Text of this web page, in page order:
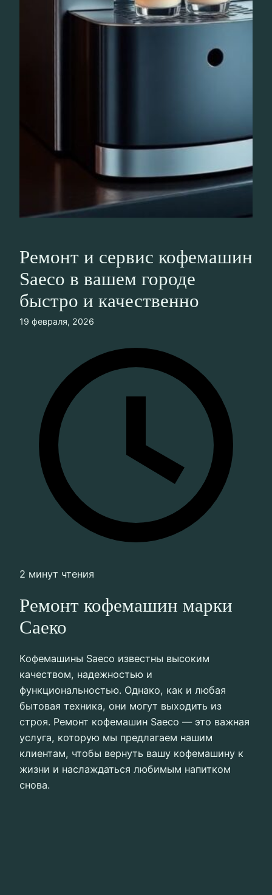
Ремонт и сервис кофемашин
Saeco в вашем городе
быстро и качественно
19 февраля, 2026
2 минут чтения
Ремонт кофемашин марки
Саеко
Кофемашины Saeco известны высоким
качеством, надежностью и
функциональностью. Однако, как и любая
бытовая техника, они могут выходить из
строя. Ремонт кофемашин Saeco — это важная
услуга, которую мы предлагаем нашим
клиентам, чтобы вернуть вашу кофемашину к
жизни и наслаждаться любимым напитком
снова.